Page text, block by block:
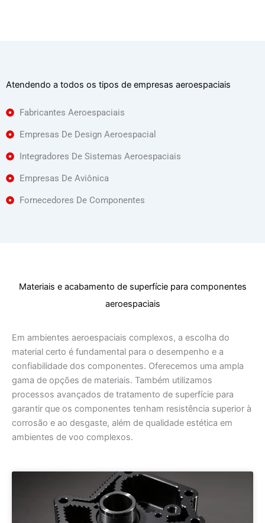
Atendendo a todos os tipos de empresas aeroespaciais
Fabricantes Aeroespaciais
Empresas De Design Aeroespacial
Integradores De Sistemas Aeroespaciais
Empresas De Aviônica
Fornecedores De Componentes
Materiais e acabamento de superfície para componentes
aeroespaciais
Em ambientes aeroespaciais complexos, a escolha do
material certo é fundamental para o desempenho e a
confiabilidade dos componentes. Oferecemos uma ampla
gama de opções de materiais. Também utilizamos
processos avançados de tratamento de superfície para
garantir que os componentes tenham resistência superior à
corrosão e ao desgaste, além de qualidade estética em
ambientes de voo complexos.